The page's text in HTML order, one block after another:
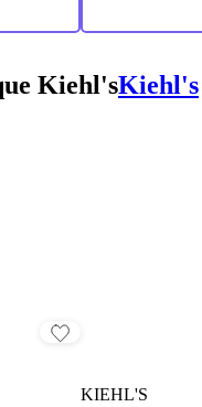
Kiehl'sKiehl's
KIEHL'S